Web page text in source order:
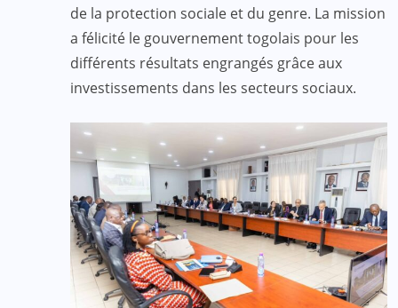
de la protection sociale et du genre. La mission
a félicité le gouvernement togolais pour les
différents résultats engrangés grâce aux
investissements dans les secteurs sociaux.